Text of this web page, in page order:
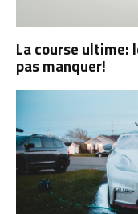
La course ultime:
pas manquer!